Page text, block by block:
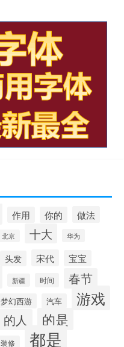
作用 你的 做法
北京 十大 华为
头发 宋代 宝宝
新疆 时间 春节
梦幻西游 汽车 游戏
的人 的是
装修 都是